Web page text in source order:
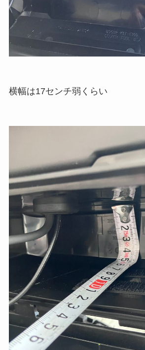
横幅は17センチ弱くらい